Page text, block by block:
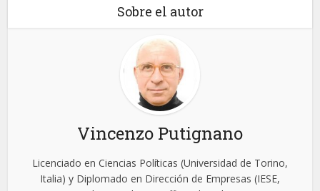
Sobre el autor
Vincenzo Putignano
Licenciado en Ciencias Políticas (Universidad de Torino,
Italia) y Diplomado en Dirección de Empresas (IESE,